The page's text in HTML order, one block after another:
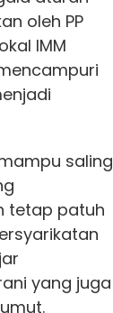
oleh PP
IMM
saling
tetap patuh
yang juga